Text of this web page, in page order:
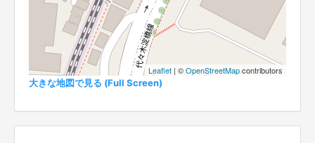
Leaflet | ©OpenStreetMapcontributors
大きな地図で見る (Full Screen)